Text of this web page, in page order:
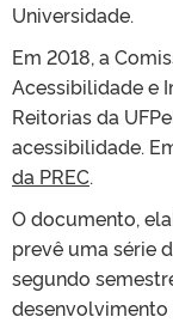
Universidade.
Em 2018, a
Acessibilidade e
Reitorias da
acessibilidade.
da PREC.
O documento,
prevê uma série
segundo
desenvolvimento